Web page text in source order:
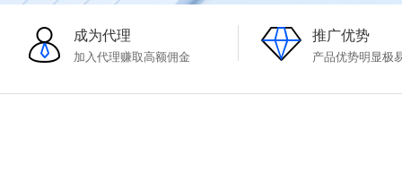
成为代理
加入代理赚取高额佣金
推广优势
产品优势明显极